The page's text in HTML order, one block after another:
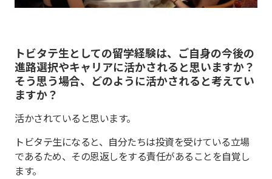
トビタテ生としての留学経験は、ご自身の今後の
進路選択やキャリアに活かされると思いますか？
そう思う場合、どのように活かされると考えてい
ますか？
活かされていると思います。
トビタテ生になると、自分たちは投資を受けている立場
であるため、その恩返しをする責任があることを自覚し
ます。